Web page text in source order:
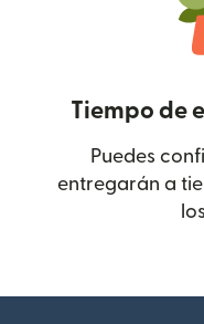
(se abre en una
Tiempo de
Puedes
entregarán a